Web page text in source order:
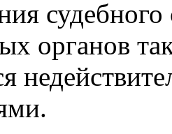
органов